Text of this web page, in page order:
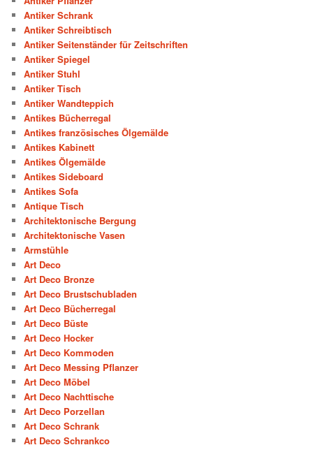
Antiker Schrank
Antiker Schreibtisch
Antiker Seitenständer für Zeitschriften
Antiker Spiegel
Antiker Stuhl
Antiker Tisch
Antiker Wandteppich
Antikes Bücherregal
Antikes französisches Ölgemälde
Antikes Kabinett
Antikes Ölgemälde
Antikes Sideboard
Antikes Sofa
Antique Tisch
Architektonische Bergung
Architektonische Vasen
Armstühle
Art Deco
Art Deco Bronze
Art Deco Brustschubladen
Art Deco Bücherregal
Art Deco Büste
Art Deco Hocker
Art Deco Kommoden
Art Deco Messing Pflanzer
Art Deco Möbel
Art Deco Nachttische
Art Deco Porzellan
Art Deco Schrank
Art Deco Schrankco